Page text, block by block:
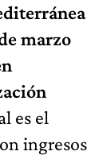
marzo
es el
ingresos